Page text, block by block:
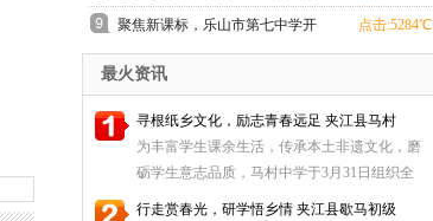
士生吴亮应邀到沙湾区实验中学
作学习经验分享
聚焦新课标，乐山市第七中学开
展数学教研活动把握教学新方向
点击:5284℃
最火资讯
寻根纸乡文化，励志青春远足 夹江县马村
为丰富学生课余生活，传承本土非遗文化，磨
砺学生意志品质，马村中学于3月31日组织全
体学生开展了 ...
行走赏春光，研学悟乡情 夹江县歇马初级